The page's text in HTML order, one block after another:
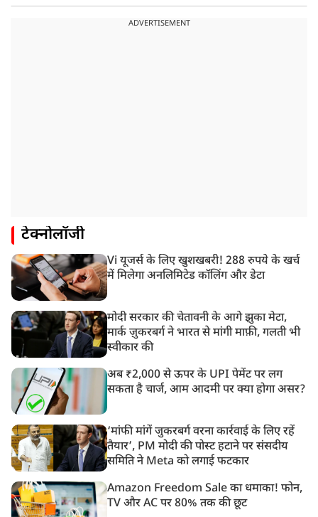
ADVERTISEMENT
टेक्नोलॉजी
Vi यूजर्स के लिए खुशखबरी! 288 रुपये के खर्च
में मिलेगा अनलिमिटेड कॉलिंग और डेटा
मोदी सरकार की चेतावनी के आगे झुका मेटा,
मार्क ज़ुकरबर्ग ने भारत से मांगी माफ़ी, गलती भी
स्वीकार की
अब ₹2,000 से ऊपर के UPI पेमेंट पर लग
सकता है चार्ज, आम आदमी पर क्या होगा असर?
‘मांफी मांगें जुकरबर्ग वरना कार्रवाई के लिए रहें
तैयार’, PM मोदी की पोस्ट हटाने पर संसदीय
समिति ने Meta को लगाई फटकार
Amazon Freedom Sale का धमाका! फोन,
TV और AC पर 80% तक की छूट